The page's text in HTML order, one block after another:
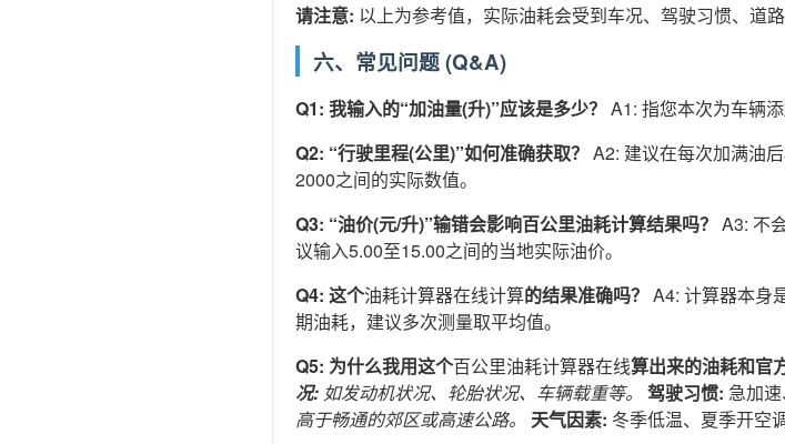
请注意: 以上为参考值，实际油耗会受到车况、驾驶习惯、道
六、常见问题 (Q&A)
Q1: 我输入的“加油量(升)”应该是多少？ A1: 指您本次为车辆
Q2: “行驶里程(公里)”如何准确获取？ A2: 建议在每次加满油
2000之间的实际数值。
Q3: “油价(元/升)”输错会影响百公里油耗计算结果吗？ A3: 不
议输入5.00至15.00之间的当地实际油价。
Q4: 这个油耗计算器在线计算的结果准确吗？ A4: 计算器本身
期油耗，建议多次测量取平均值。
Q5: 为什么我用这个百公里油耗计算器在线算出来的油耗和官
况: 如发动机状况、轮胎状况、车辆载重等。 驾驶习惯: 急加
高于畅通的郊区或高速公路。 天气因素: 冬季低温、夏季开空